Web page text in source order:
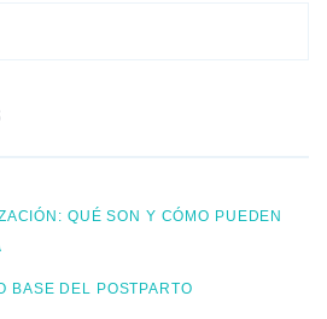
QUÉ SON Y CÓMO PUEDEN
BASE DEL POSTPARTO